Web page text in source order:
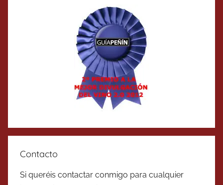
Contacto
Si queréis contactar conmigo para cualquier